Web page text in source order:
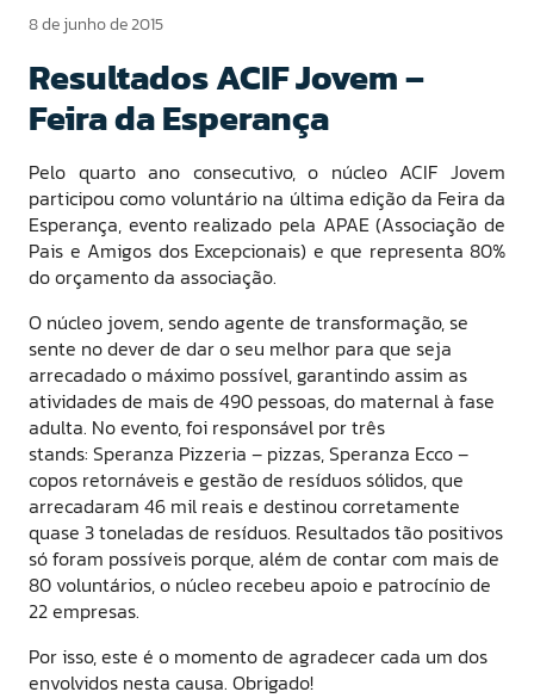
8 de junho de 2015
Resultados ACIF Jovem –
Feira da Esperança
Pelo quarto ano consecutivo, o núcleo ACIF Jovem
participou como voluntário na última edição da Feira da
Esperança, evento realizado pela APAE (Associação de
Pais e Amigos dos Excepcionais) e que representa 80%
do orçamento da associação.
O núcleo jovem, sendo agente de transformação, se
sente no dever de dar o seu melhor para que seja
arrecadado o máximo possível, garantindo assim as
atividades de mais de 490 pessoas, do maternal à fase
adulta. No evento, foi responsável por três
stands: Speranza Pizzeria – pizzas, Speranza Ecco –
copos retornáveis e gestão de resíduos sólidos, que
arrecadaram 46 mil reais e destinou corretamente
quase 3 toneladas de resíduos. Resultados tão positivos
só foram possíveis porque, além de contar com mais de
80 voluntários, o núcleo recebeu apoio e patrocínio de
22 empresas.
Por isso, este é o momento de agradecer cada um dos
envolvidos nesta causa. Obrigado!